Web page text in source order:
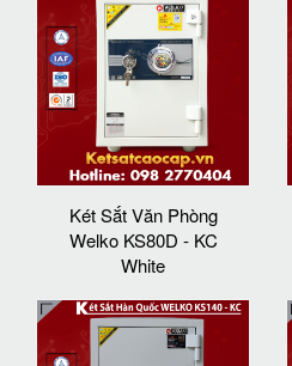
Két Sắt Văn Phòng
Welko KS80D - KC
White